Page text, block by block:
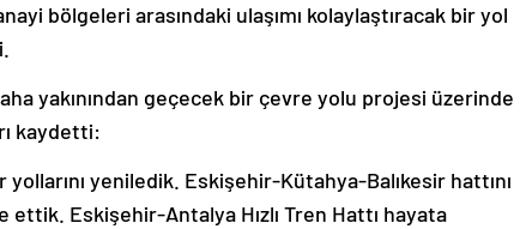
bölgeleri arasındaki ulaşımı kolaylaştıracak bir yol
yakınından geçecek bir çevre yolu projesi üzerinde
kaydetti:
yeniledik. Eskişehir-Kütahya-Balıkesir hattını
Eskişehir-Antalya Hızlı Tren Hattı hayata